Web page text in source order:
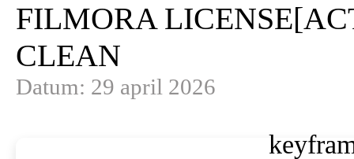
FILMORA
CLEAN
Datum: 29 april 2026